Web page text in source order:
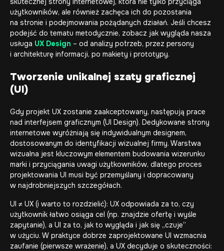
użytkowników, ale również zachęca ich do pozostania
na stronie i podejmowania pożądanych działań. Jeśli chcesz
podejść do tematu metodycznie, zobacz jak wygląda nasza
usługa UX Design – od analizy potrzeb, przez persony
i architekturę informacji, po makiety i prototypy.
Tworzenie unikalnej szaty graficznej
(UI)
Gdy projekt UX zostanie zaakceptowany, następują prace
nad interfejsem graficznym (UI Design). Dedykowane strony
internetowe wyróżniają się indywidualnym designem,
dostosowanym do identyfikacji wizualnej firmy. Warstwa
wizualna jest kluczowym elementem budowania wizerunku
marki i przyciągania uwagi użytkowników, dlatego proces
projektowania UI musi być przemyślany i dopracowany
w najdrobniejszych szczegółach.
UI ≠ UX (i warto to rozdzielić): UX odpowiada za to, czy
użytkownik łatwo osiąga cel (np. znajdzie ofertę i wyśle
zapytanie), a UI za to, jak to wygląda i jak się „czuje”
w użyciu. W praktyce dobrze zaprojektowane UI wzmacnia
zaufanie (pierwsze wrażenie), a UX decyduje o skuteczności: